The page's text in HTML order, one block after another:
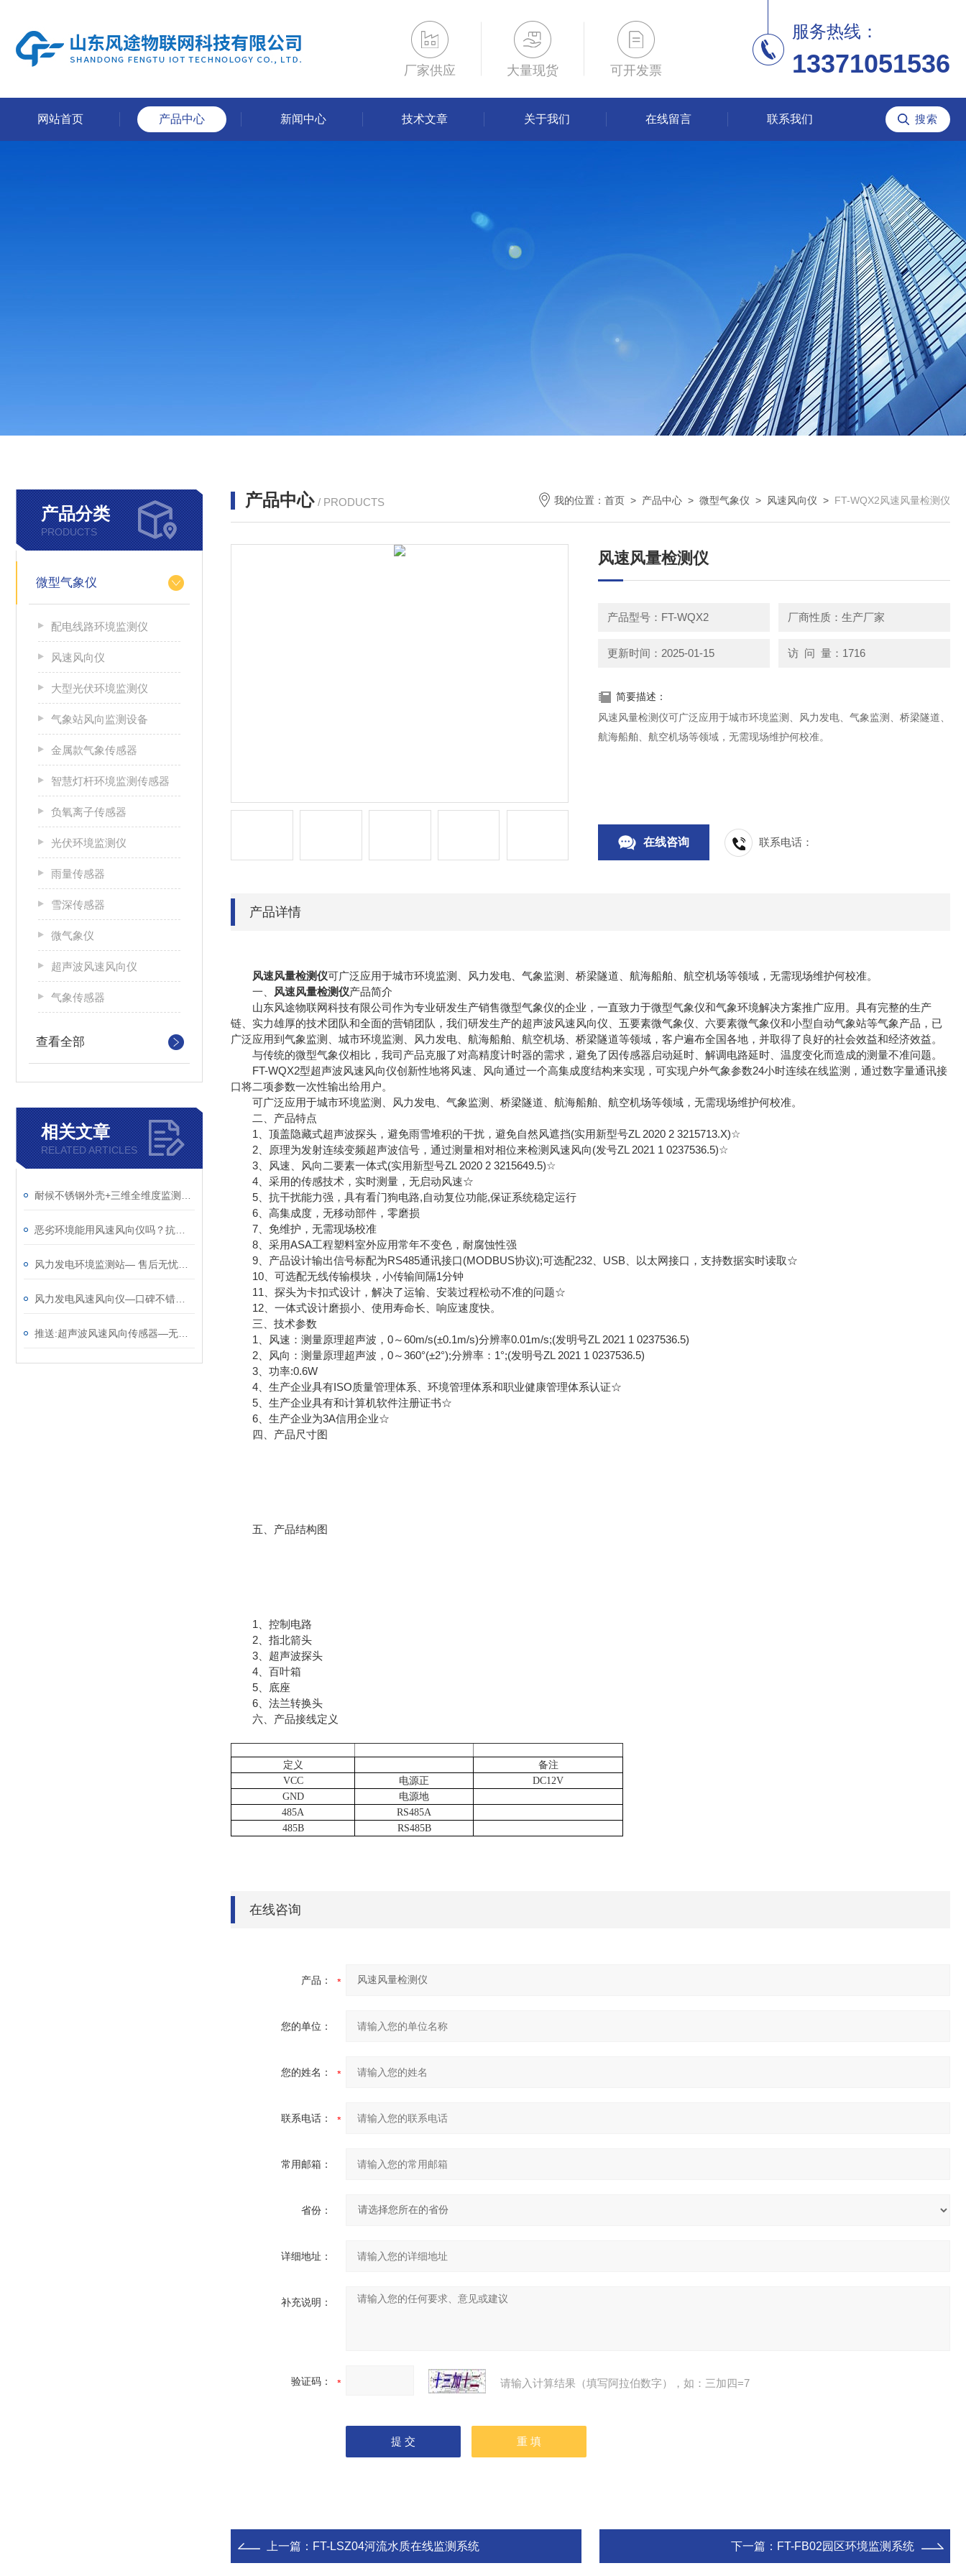
厂家供应 大量现货 可开发票
服务热线：
13371051536
网站首页 产品中心 新闻中心 技术文章 关于我们 在线留言 联系我们
产品分类
PRODUCTS
微型气象仪
配电线路环境监测仪
风速风向仪
大型光伏环境监测仪
气象站风向监测设备
金属款气象传感器
智慧灯杆环境监测传感器
负氧离子传感器
光伏环境监测仪
雨量传感器
雪深传感器
微气象仪
超声波风速风向仪
气象传感器
查看全部
相关文章
RELATED ARTICLES
产品中心 / PRODUCTS 我的位置： 首页 > 产品中心 > 微型气象仪 > 风速风向仪 > FT-WQX2风速风量检测仪
风速风量检测仪
产品型号：FT-WQX2 厂商性质：生产厂家
更新时间：2025-01-15 访 问 量：1716
简要描述：
风速风量检测仪可广泛应用于城市环境监测、风力发电、气象监测、桥梁隧道、
航海船舶、航空机场等领域，无需现场维护何校准。
在线咨询 联系电话：
产品详情
风速风量检测仪可广泛应用于城市环境监测、风力发电、气象监测、桥梁隧道、航海船舶、航空机场等领域，无需现场维护何校准。
一、
风速风量检测仪产品简介
山东风途物联网科技有限公司作为专业研发生产销售微型气象仪的企业，一直致力于微型气象仪和气象环境解决方案推广应用。具有完整的生产
链、实力雄厚的技术团队和全面的营销团队，我们研发生产的超声波风速风向仪、五要素微气象仪、六要素微气象仪和小型自动气象站等气象产品，已
广泛应用到气象监测、城市环境监测、风力发电、航海船舶、航空机场、桥梁隧道等领域，客户遍布全国各地，并取得了良好的社会效益和经济效益。
与传统的微型气象仪相比，我司产品克服了对高精度计时器的需求，避免了因传感器启动延时、解调电路延时、温度变化而造成的测量不准问题。
FT-WQX2型超声波风速风向仪创新性地将风速、风向通过一个高集成度结构来实现，可实现户外气象参数24小时连续在线监测，通过数字量通讯接
口将二项参数一次性输出给用户。
可广泛应用于城市环境监测、风力发电、气象监测、桥梁隧道、航海船舶、航空机场等领域，无需现场维护何校准。
二、产品特点
1、顶盖隐藏式超声波探头，避免雨雪堆积的干扰，避免自然风遮挡(实用新型号ZL 2020 2 3215713.X)☆
2、原理为发射连续变频超声波信号，通过测量相对相位来检测风速风向(发号ZL 2021 1 0237536.5)☆
3、风速、风向二要素一体式(实用新型号ZL 2020 2 3215649.5)☆
4、采用的传感技术，实时测量，无启动风速☆
5、抗干扰能力强，具有看门狗电路,自动复位功能,保证系统稳定运行
6、高集成度，无移动部件，零磨损
7、免维护，无需现场校准
8、采用ASA工程塑料室外应用常年不变色，耐腐蚀性强
9、产品设计输出信号标配为RS485通讯接口(MODBUS协议);可选配232、USB、以太网接口，支持数据实时读取☆
10、可选配无线传输模块，小传输间隔1分钟
11、探头为卡扣式设计，解决了运输、安装过程松动不准的问题☆
12、一体式设计磨损小、使用寿命长、响应速度快。
三、技术参数
1、风速：测量原理超声波，0～60m/s(±0.1m/s)分辨率0.01m/s;(发明号ZL 2021 1 0237536.5)
2、风向：测量原理超声波，0～360°(±2°);分辨率：1°;(发明号ZL 2021 1 0237536.5)
3、功率:0.6W
4、生产企业具有ISO质量管理体系、环境管理体系和职业健康管理体系认证☆
5、生产企业具有和计算机软件注册证书☆
6、生产企业为3A信用企业☆
四、产品尺寸图
五、产品结构图
1、控制电路
2、指北箭头
3、超声波探头
4、百叶箱
5、底座
6、法兰转换头
六、产品接线定义
定义
备注
VCC
电源正
DC12V
GND
电源地
485A
RS485A
485B
RS485B
在线咨询
产品：
您的单位：
您的姓名：
联系电话：
常用邮箱：
省份：
详细地址：
补充说明：
验证码： 请输入计算结果（填写阿拉伯数字），如：三加四=7
上一篇： FT-LSZ04河流水质在线监测系统 下一篇： FT-FB02园区环境监测系统